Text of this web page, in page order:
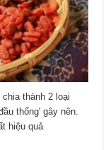
thành 2 loại
thống' gây nên.
hiệu quả